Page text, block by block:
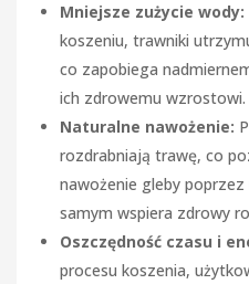
Mniejsze zużycie wody:
koszeniu, trawniki
co zapobiega
ich zdrowemu wzrostowi.
Naturalne nawożenie:
rozdrabniają trawę, co
nawożenie gleby
samym wspiera zdrowy
Oszczędność czasu i
procesu koszenia,